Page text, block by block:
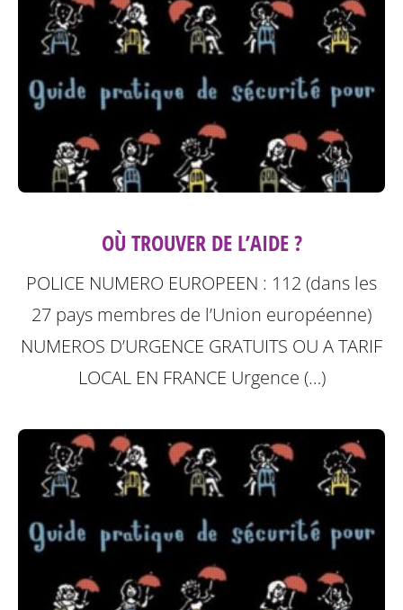
OÙ TROUVER DE L’AIDE ?
POLICE NUMERO EUROPEEN : 112 (dans les
27 pays membres de l’Union européenne)
NUMEROS D’URGENCE GRATUITS OU A TARIF
LOCAL EN FRANCE Urgence (…)